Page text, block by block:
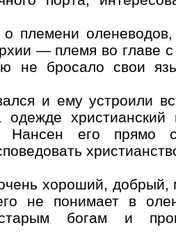
племени оленеводов,
— племя во главе
не бросало свои
и ему устроили
христианский
Нансен его прямо
хороший,
не понимает в
богам и